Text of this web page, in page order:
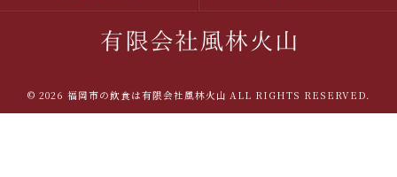
© 2026 福岡市の飲食は有限会社風林火山 ALL RIGHTS RESERVED.